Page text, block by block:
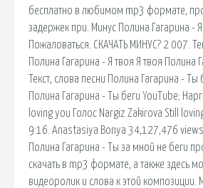
бесплатно в любимом mp3 формате,
задержек при. Минус Полина Гагарина -
Пожаловаться. СКАЧАТЬ МИНУС? 2 007.
Полина Гагарина - Я твоя Я твоя Полина
Текст, слова песни Полина Гагарина -
Полина Гагарина - Ты беги YouTube;
loving you Голос Nargiz Zakirova Still
9:16. Anastasiya Bonya 34,127,476
Полина Гагарина - Ты за мной не беги
скачать в mp3 формате, а также здесь
видеоролик и слова к этой композиции.